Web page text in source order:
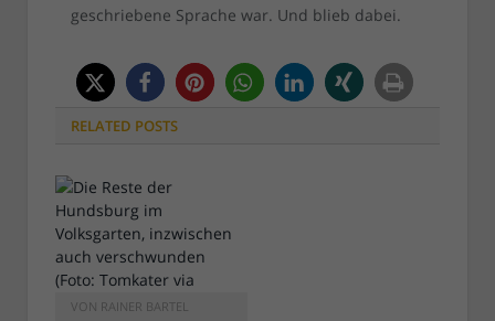
geschriebene Sprache war. Und blieb dabei.
RELATED POSTS
VON RAINER BARTEL